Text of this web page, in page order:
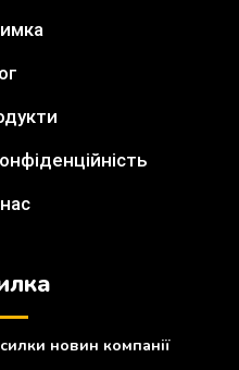
новин компанії